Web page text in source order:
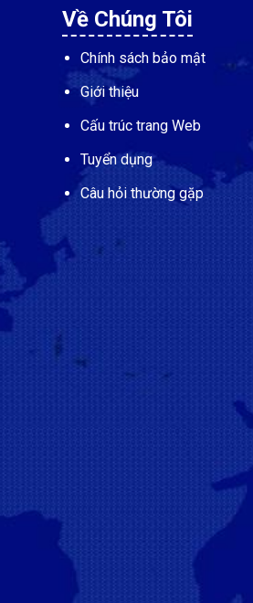
Về Chúng Tôi
Chính sách bảo mật
Giới thiệu
Cấu trúc trang Web
Tuyển dụng
Câu hỏi thường gặp